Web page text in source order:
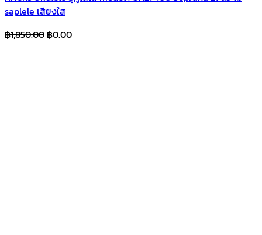
saplele เสียงใส
฿1,850.00 Original
฿0.00Current